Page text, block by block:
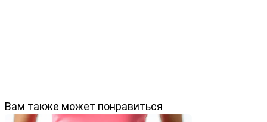
Вам также может понравиться